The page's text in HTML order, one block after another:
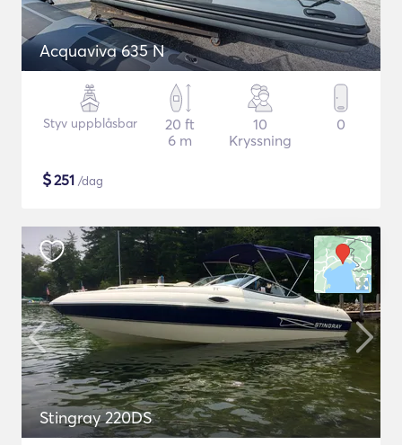
Acquaviva 635 N
Styv uppblåsbar
20 ft
6 m
10
Kryssning
0
$251 /dag
Stingray 220DS